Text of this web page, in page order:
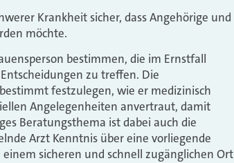
Krankheit sicher, dass Angehörige und
möchte.
bestimmen, die im Ernstfall
zu treffen. Die
festzulegen, wie er medizinisch
Angelegenheiten anvertraut, damit
Beratungsthema ist dabei auch die
Arzt Kenntnis über eine vorliegende
sicheren und schnell zugänglichen Ort